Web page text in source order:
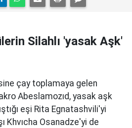
Silahlı 'yasak Aşk'
çay toplamaya gelen
Abeslamozıd, yasak aşk
eşi Rita Egnatashvili'yi
Khvıcha Osanadze'yi de